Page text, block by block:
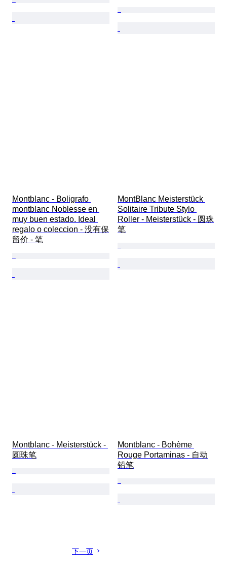
Montblanc - Boligrafo
montblanc Noblesse en
muy buen estado. Ideal
regalo o coleccion - 没有保
留价 - 笔
MontBlanc Meisterstück
Solitaire Tribute Stylo
Roller - Meisterstück - 圆珠
笔
Montblanc - Meisterstück -
圆珠笔
Montblanc - Bohème
Rouge Portaminas - 自动
铅笔
下一页